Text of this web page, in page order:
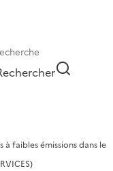
à faibles émissions dans le